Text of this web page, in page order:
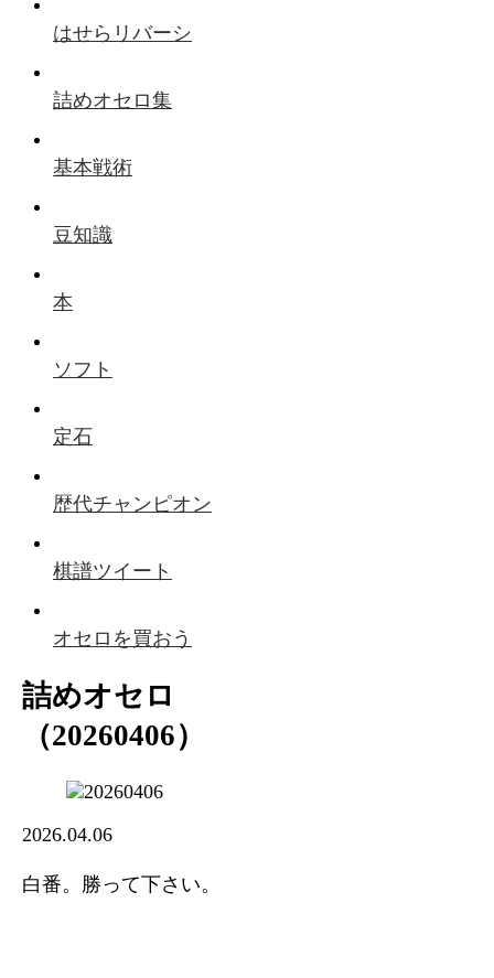
はせらリバーシ
詰めオセロ集
基本戦術
豆知識
本
ソフト
定石
歴代チャンピオン
棋譜ツイート
オセロを買おう
詰めオセロ
（20260406）
2026.04.06
白番。勝って下さい。